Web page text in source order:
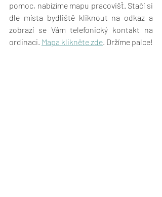
pomoc, nabízíme mapu pracovišť. Stačí si
dle místa bydliště kliknout na odkaz a
zobrazí se Vám telefonický kontakt na
ordinaci. Mapa klikněte zde. Držíme palce!